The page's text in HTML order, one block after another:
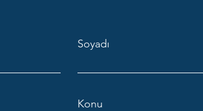
Soyadı
Konu